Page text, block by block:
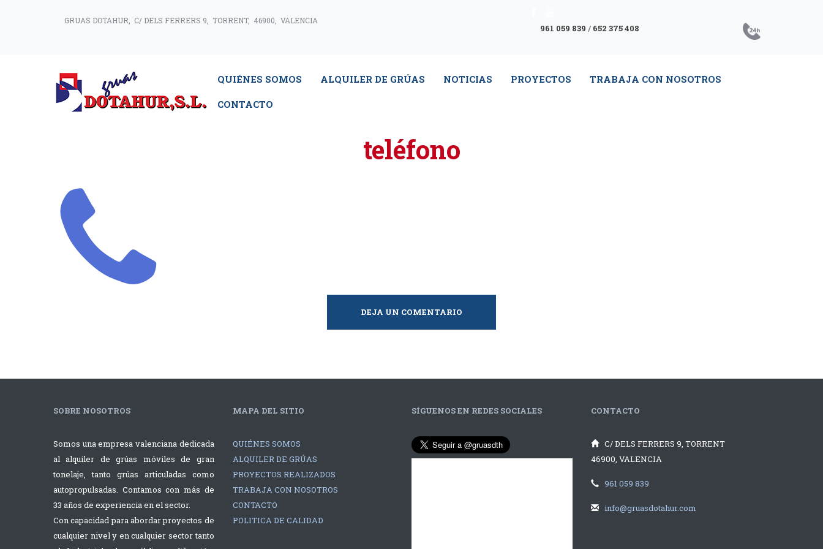
GRUAS DOTAHUR, C/ DELS FERRERS 9, TORRENT, 46900, VALENCIA
961 059 839 / 652 375 408
QUIÉNES SOMOS ALQUILER DE GRÚAS NOTICIAS PROYECTOS TRABAJA CON NOSOTROS
CONTACTO
teléfono
DEJA UN COMENTARIO
SOBRE NOSOTROS
Somos una empresa valenciana dedicada
al alquiler de grúas móviles de gran
tonelaje, tanto grúas articuladas como
autopropulsadas. Contamos con más de
33 años de experiencia en el sector.
Con capacidad para abordar proyectos de
cualquier nivel y en cualquier sector tanto
MAPA DEL SITIO
QUIÉNES SOMOS
ALQUILER DE GRÚAS
PROYECTOS REALIZADOS
TRABAJA CON NOSOTROS
CONTACTO
POLITICA DE CALIDAD
SÍGUENOS EN REDES SOCIALES CONTACTO
C/ DELS FERRERS 9, TORRENT
46900, VALENCIA
961 059 839
info@gruasdotahur.com